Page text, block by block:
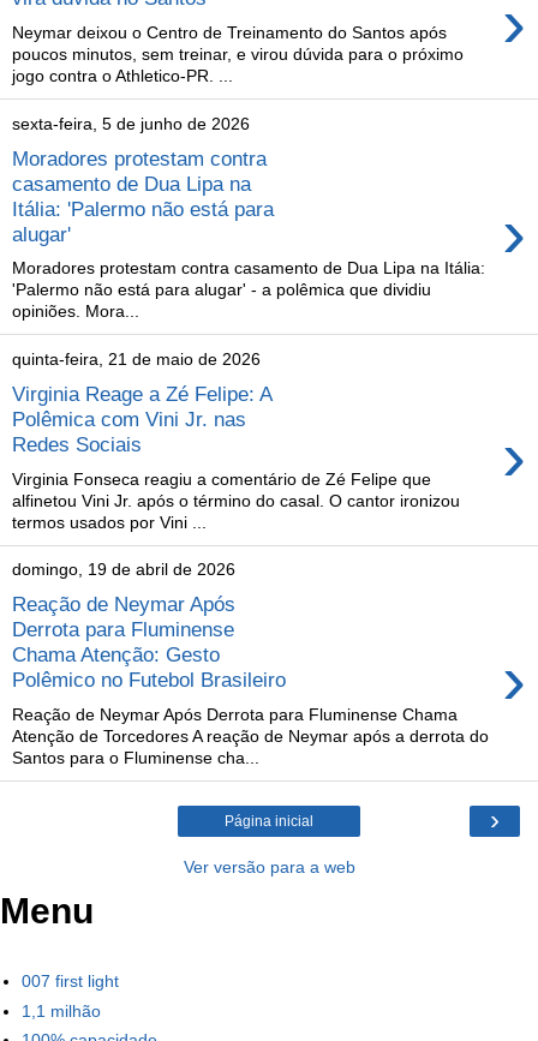
›
Neymar deixou o Centro de Treinamento do Santos após
poucos minutos, sem treinar, e virou dúvida para o próximo
jogo contra o Athletico-PR. ...
sexta-feira, 5 de junho de 2026
Moradores protestam contra
casamento de Dua Lipa na
Itália: 'Palermo não está para
alugar'
›
Moradores protestam contra casamento de Dua Lipa na Itália:
'Palermo não está para alugar' - a polêmica que dividiu
opiniões. Mora...
quinta-feira, 21 de maio de 2026
Virginia Reage a Zé Felipe: A
Polêmica com Vini Jr. nas
Redes Sociais
›
Virginia Fonseca reagiu a comentário de Zé Felipe que
alfinetou Vini Jr. após o término do casal. O cantor ironizou
termos usados por Vini ...
domingo, 19 de abril de 2026
Reação de Neymar Após
Derrota para Fluminense
Chama Atenção: Gesto
Polêmico no Futebol Brasileiro
›
Reação de Neymar Após Derrota para Fluminense Chama
Atenção de Torcedores A reação de Neymar após a derrota do
Santos para o Fluminense cha...
›
Página inicial
Ver versão para a web
Menu
007 first light
1,1 milhão